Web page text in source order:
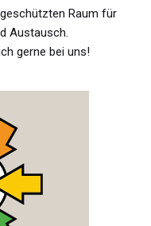
Raum für
Austausch.
gerne bei uns!